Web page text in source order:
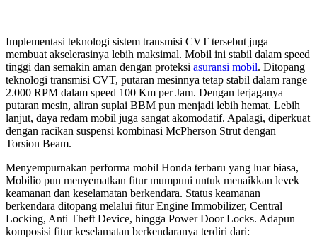
Implementasi teknologi sistem transmisi CVT tersebut juga
membuat akselerasinya lebih maksimal. Mobil ini stabil dalam speed
tinggi dan semakin aman dengan proteksi asuransi mobil. Ditopang
teknologi transmisi CVT, putaran mesinnya tetap stabil dalam range
2.000 RPM dalam speed 100 Km per Jam. Dengan terjaganya
putaran mesin, aliran suplai BBM pun menjadi lebih hemat. Lebih
lanjut, daya redam mobil juga sangat akomodatif. Apalagi, diperkuat
dengan racikan suspensi kombinasi McPherson Strut dengan
Torsion Beam.
Menyempurnakan performa mobil Honda terbaru yang luar biasa,
Mobilio pun menyematkan fitur mumpuni untuk menaikkan levek
keamanan dan keselamatan berkendara. Status keamanan
berkendara ditopang melalui fitur Engine Immobilizer, Central
Locking, Anti Theft Device, hingga Power Door Locks. Adapun
komposisi fitur keselamatan berkendaranya terdiri dari: